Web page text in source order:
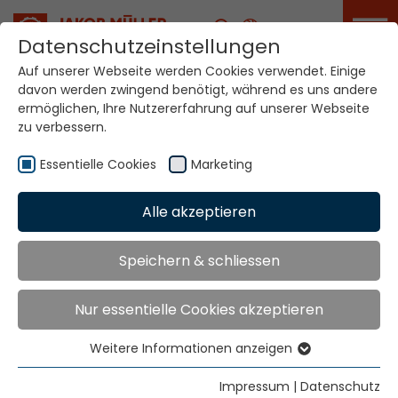
Karriere
Ihre Welt. Unsere
Technologien.
Home Mazedonien
Globale Präsenz
Tekso d.o.o.
Hr. Vinko Musa
Aleja Zinke Kunc 4
10000 Zagreb
Datenschutzeinstellungen
Auf unserer Webseite werden Cookies verwendet. Einige
davon werden zwingend benötigt, während es uns andere
ermöglichen, Ihre Nutzererfahrung auf unserer Webseite
zu verbessern.
Essentielle Cookies Marketing
Alle akzeptieren
Speichern & schliessen
Nur essentielle Cookies akzeptieren
Essentielle Cookies
Essentielle Cookies werden für grundlegende
Weitere Informationen anzeigen
Impressum | Datenschutz